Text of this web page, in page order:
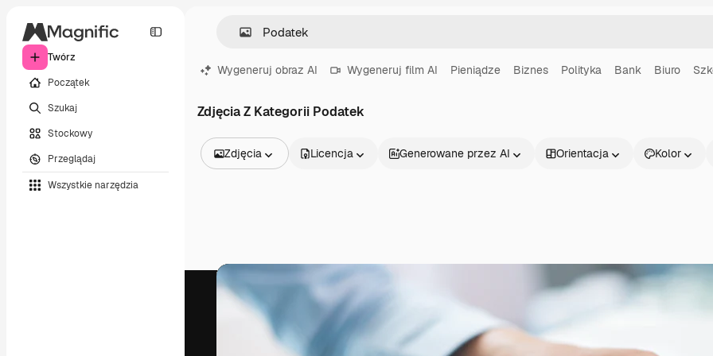
Twórz
Początek
Szukaj
Stockowy
Przeglądaj
Wszystkie narzędzia
Wygeneruj obraz AI Wygeneruj film AI Pieniądze Biznes Polityka Bank Biuro
Zdjęcia Z Kategorii Podatek
Zdjęcia
Filmy
Klipy wideo
Ruchome grafiki
Szablony wideo
Licencja Generowane przez AI Orientacja Kolor
Produkty